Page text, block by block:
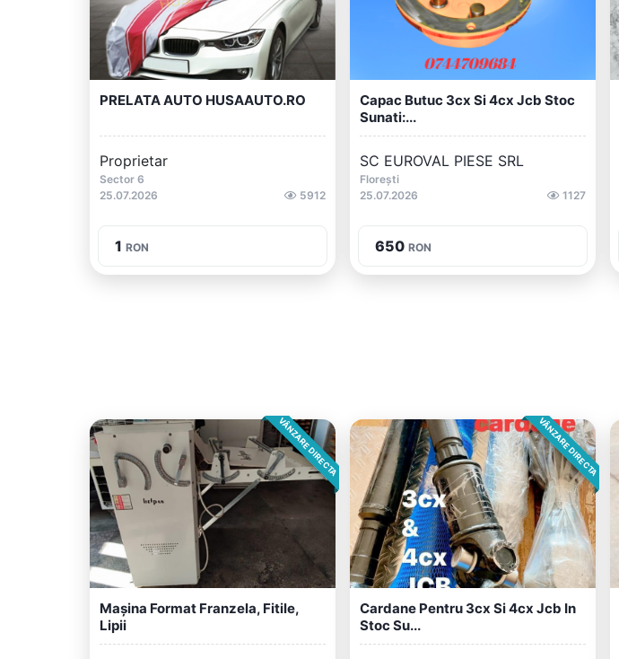
PRELATA AUTO HUSAAUTO.RO
Proprietar
Sector 6
25.07.2026
5912
1 RON
Capac Butuc 3cx Si 4cx Jcb Stoc
Sunati:...
SC EUROVAL PIESE SRL
Florești
25.07.2026
1127
650 RON
VÂNZARE DIRECTA
Mașina Format Franzela, Fitile,
Lipii
VÂNZARE DIRECTA
Cardane Pentru 3cx Si 4cx Jcb In
Stoc Su...